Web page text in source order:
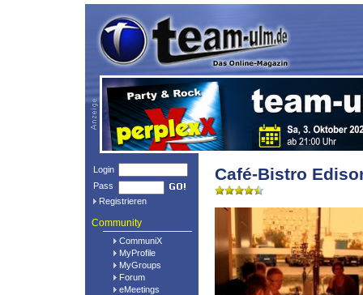
Login
Pass
Registrieren
Community
CommuniX
MyProfile
MyGroups
Forum
eMeetings
Café-Bistro